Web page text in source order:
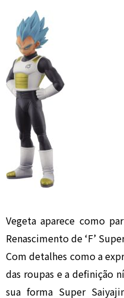
Vegeta aparece como
Renascimento de ‘F’
Com detalhes como a
das roupas e a definição
sua forma Super